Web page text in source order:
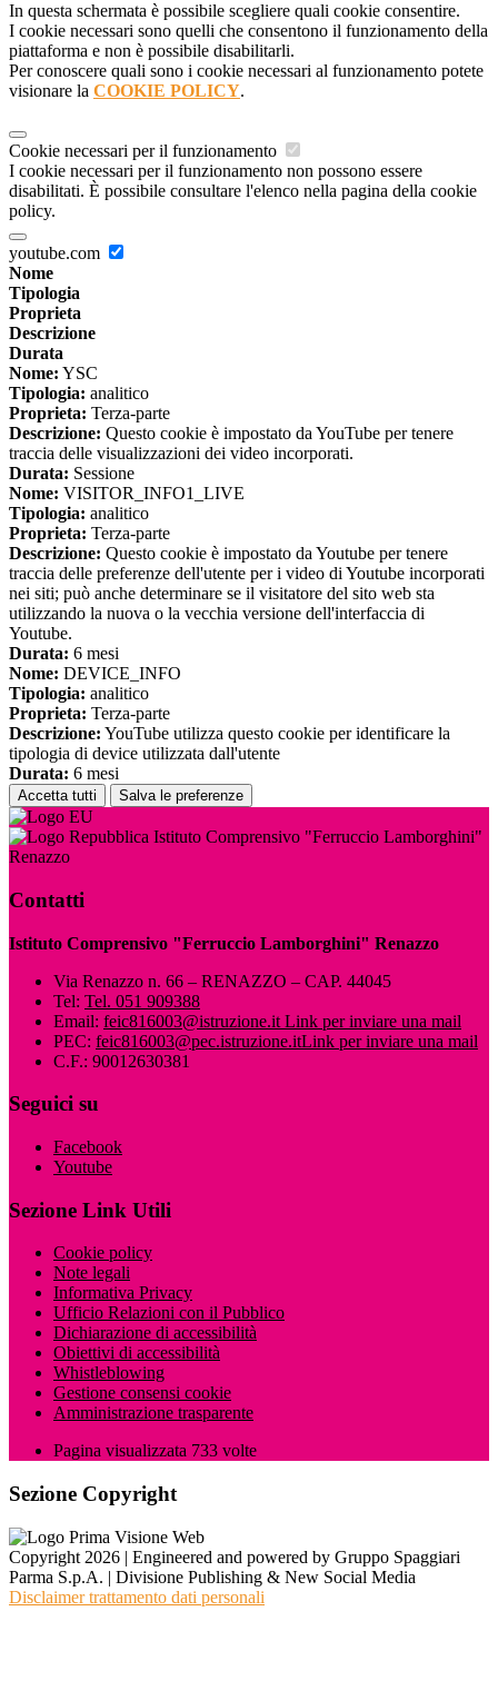
In questa schermata è possibile scegliere quali cookie consentire.
I cookie necessari sono quelli che consentono il funzionamento della
piattaforma e non è possibile disabilitarli.
Per conoscere quali sono i cookie necessari al funzionamento potete
visionare la COOKIE POLICY.
Cookie necessari per il funzionamento
I cookie necessari per il funzionamento non possono essere
disabilitati. È possibile consultare l'elenco nella pagina della cookie
policy.
youtube.com
Nome
Tipologia
Proprieta
Descrizione
Durata
Nome: YSC
Tipologia: analitico
Proprieta: Terza-parte
Descrizione: Questo cookie è impostato da YouTube per tenere
traccia delle visualizzazioni dei video incorporati.
Durata: Sessione
Nome: VISITOR_INFO1_LIVE
Tipologia: analitico
Proprieta: Terza-parte
Descrizione: Questo cookie è impostato da Youtube per tenere
traccia delle preferenze dell'utente per i video di Youtube incorporati
nei siti; può anche determinare se il visitatore del sito web sta
utilizzando la nuova o la vecchia versione dell'interfaccia di
Youtube.
Durata: 6 mesi
Nome: DEVICE_INFO
Tipologia: analitico
Proprieta: Terza-parte
Descrizione: YouTube utilizza questo cookie per identificare la
tipologia di device utilizzata dall'utente
Durata: 6 mesi
Accetta tutti Salva le preferenze
Istituto Comprensivo "Ferruccio Lamborghini"
Renazzo
Contatti
Istituto Comprensivo "Ferruccio Lamborghini" Renazzo
Via Renazzo n. 66 – RENAZZO – CAP. 44045
Tel: Tel. 051 909388
Email: feic816003@istruzione.it Link per inviare una mail
PEC: feic816003@pec.istruzione.itLink per inviare una mail
C.F.: 90012630381
Seguici su
Facebook
Youtube
Sezione Link Utili
Cookie policy
Note legali
Informativa Privacy
Ufficio Relazioni con il Pubblico
Dichiarazione di accessibilità
Obiettivi di accessibilità
Whistleblowing
Gestione consensi cookie
Amministrazione trasparente
Pagina visualizzata 733 volte
Sezione Copyright
Copyright 2026 | Engineered and powered by Gruppo Spaggiari
Parma S.p.A. | Divisione Publishing & New Social Media
Disclaimer trattamento dati personali